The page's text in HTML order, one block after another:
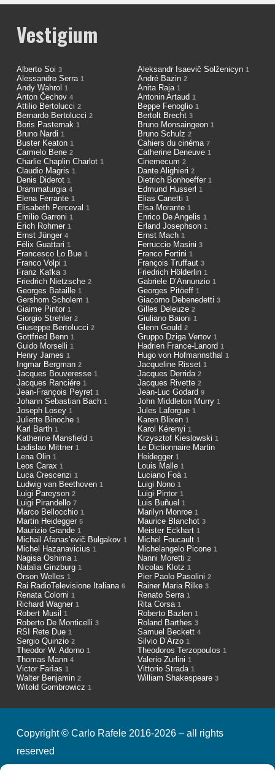
Vestigium
Alberto Soi 3 Aleksandr Isaevič Solženicyn 1
Alessandro Serra 1 André Bazin 2
Andy Wahrol 1 Anita Raja 1
Anton Čechov 4 Antonin Artaud 1
Attilio Bertolucci 2 Beppe Fenoglio 1
Bernardo Bertolucci 2 Bertolt Brecht 3
Boris Pasternak 1 Bruno Monsaingeon 1
Bruno Nardi 1 Bruno Schulz 2
Buster Keaton 1 Cahiers du cinéma 7
Carmelo Bene 2 Catherine Deneuve 1
Charlie Chaplin Charlot 1 Cinemecum 2
Claudio Magris 1 Dante Alighieri 2
Denis Diderot 1 Dietrich Bonhoeffer 1
Drammaturgia 4 Edmund Husserl 1
Elena Ferrante 1 Elias Canetti 1
Elisabeth Perceval 1 Elsa Morante 1
Emilio Garroni 1 Enrico De Angelis 1
Erich Rohmer 1 Erland Josephson 1
Ernst Jünger 4 Ernst Mach 1
Félix Guattari 1 Ferruccio Masini 3
Francesco Lo Bue 1 Franco Fortini 1
Franco Volpi 1 François Truffaut 3
Franz Kafka 3 Friedrich Hölderlin 1
Friedrich Nietzsche 2 Gabriele D’Annunzio 1
Georges Bataille 1 Georges Pitöeff 1
Gershom Scholem 1 Giacomo Debenedetti 3
Giaime Pintor 1 Gilles Deleuze 2
Giorgio Strehler 2 Giuliano Baioni 1
Giuseppe Bertolucci 2 Glenn Gould 2
Gottfried Benn 1 Gruppo Dziga Vertov 1
Guido Morselli 1 Hadrien France-Lanord 1
Henry James 1 Hugo von Hofmannsthal 1
Ingmar Bergman 2 Jacqueline Risset 1
Jacques Bouveresse 1 Jacques Derrida 2
Jacques Ranciére 1 Jacques Rivette 2
Jean-François Peyret 1 Jean-Luc Godard 9
Johann Sebastian Bach 1 John Middleton Murry 1
Joseph Losey 1 Jules Laforgue 1
Juliette Binoche 1 Karen Blixen 1
Karl Barth 1 Karol Kérenyi 1
Katherine Mansfield 1 Krzysztof Kieslowski 1
Ladislao Mittner 1
Le Dictionnaire Martin
Heidegger 1
Lena Olin 1
Leos Carax 1 Louis Malle 1
Luca Crescenzi 1 Luciano Foà 1
Ludwig van Beethoven 1 Luigi Nono 1
Luigi Pareyson 2 Luigi Pintor 1
Luigi Pirandello 7 Luis Buñuel 1
Marco Bellocchio 1 Marilyn Monroe 1
Martin Heidegger 5 Maurice Blanchot 3
Maurizio Grande 1 Meister Eckhart 1
Michail Afanas’evič Bulgakov 1 Michel Foucault 1
Michel Hazanavicius 1 Michelangelo Picone 1
Nagisa Oshima 1 Nanni Moretti 2
Natalia Ginzburg 1 Nicolas Klotz 1
Orson Welles 1 Pier Paolo Pasolini 2
Rai RadioTelevisione Italiana 6 Rainer Maria Rilke 3
Renata Colorni 1 Renato Serra 1
Richard Wagner 1 Rita Corsa 1
Robert Musil 1 Roberto Bazlen 1
Roberto De Monticelli 3 Roland Barthes 3
RSI Rete Due 1 Samuel Beckett 4
Sergio Quinzio 2 Silvio D’Arzo 1
Theodor W. Adorno 1 Theodoros Terzopoulos 1
Thomas Mann 4 Valerio Zurlini 1
Victor Farìas 1 Vittorio Strada 1
Walter Benjamin 2 William Shakespeare 3
Witold Gombrowicz 1
Copyright © Carlo Rafele 2016-2026 – all rights
reserved